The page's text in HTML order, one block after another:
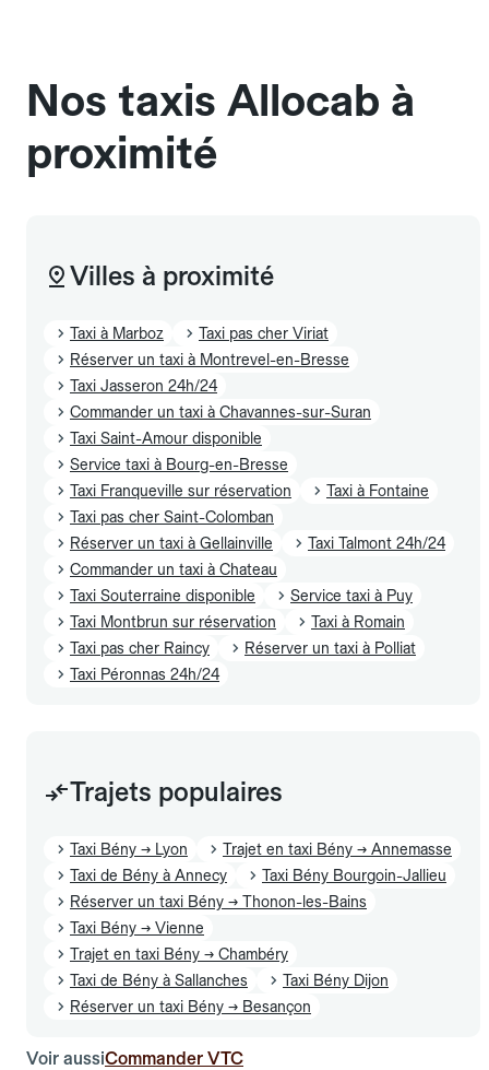
Nos taxis Allocab à
proximité
Villes à proximité
Taxi à Marboz
Taxi pas cher Viriat
Réserver un taxi à Montrevel-en-Bresse
Taxi Jasseron 24h/24
Commander un taxi à Chavannes-sur-Suran
Taxi Saint-Amour disponible
Service taxi à Bourg-en-Bresse
Taxi Franqueville sur réservation
Taxi à Fontaine
Taxi pas cher Saint-Colomban
Réserver un taxi à Gellainville
Taxi Talmont 24h/24
Commander un taxi à Chateau
Taxi Souterraine disponible
Service taxi à Puy
Taxi Montbrun sur réservation
Taxi à Romain
Taxi pas cher Raincy
Réserver un taxi à Polliat
Taxi Péronnas 24h/24
Trajets populaires
Taxi Bény → Lyon
Trajet en taxi Bény → Annemasse
Taxi de Bény à Annecy
Taxi Bény Bourgoin-Jallieu
Réserver un taxi Bény → Thonon-les-Bains
Taxi Bény → Vienne
Trajet en taxi Bény → Chambéry
Taxi de Bény à Sallanches
Taxi Bény Dijon
Réserver un taxi Bény → Besançon
Voir aussiCommander VTC